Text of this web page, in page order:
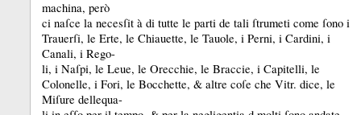
machina, però
ci naſce la necesſit à di tutte le parti de tali ſtrumeti come ſono i
Trauerſi, le Erte, le Chiauette, le Tauole, i Perni, i Cardini, i
Canali, i Rego-
li, i Naſpi, le Leue, le Orecchie, le Braccie, i Capitelli, le
Colonelle, i Fori, le Bocchette, & altre coſe che Vitr. dice, le
Miſure dellequa-